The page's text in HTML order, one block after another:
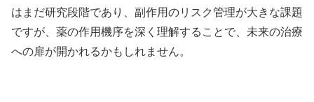
はまだ研究段階であり、副作用のリスク管理が大きな課題
ですが、薬の作用機序を深く理解することで、未来の治療
への扉が開かれるかもしれません。